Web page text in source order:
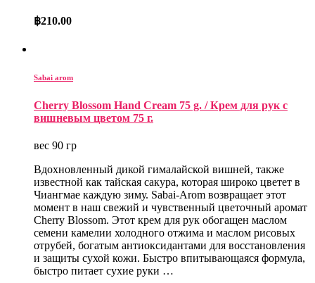
฿210.00
Sabai arom
Cherry Blossom Hand Cream 75 g. / Крем для рук с
вишневым цветом 75 г.
вес 90 гр
Вдохновленный дикой гималайской вишней, также
известной как тайская сакура, которая широко цветет в
Чиангмае каждую зиму. Sabai-Arom возвращает этот
момент в наш свежий и чувственный цветочный аромат
Cherry Blossom. Этот крем для рук обогащен маслом
семени камелии холодного отжима и маслом рисовых
отрубей, богатым антиоксидантами для восстановления
и защиты сухой кожи. Быстро впитывающаяся формула,
быстро питает сухие руки …